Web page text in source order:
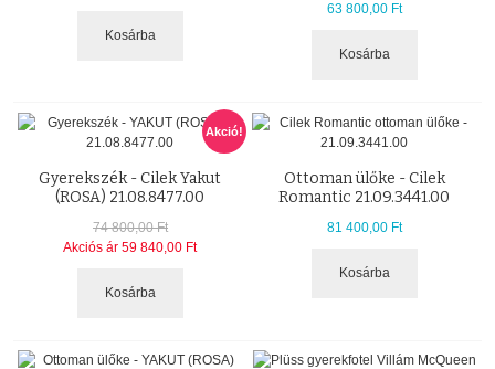
Kosárba
63 800,00 Ft
Kosárba
Akció!
Gyerekszék - Cilek Yakut
(ROSA) 21.08.8477.00
74 800,00 Ft
Akciós ár 59 840,00 Ft
Kosárba
Ottoman ülőke - Cilek
Romantic 21.09.3441.00
81 400,00 Ft
Kosárba